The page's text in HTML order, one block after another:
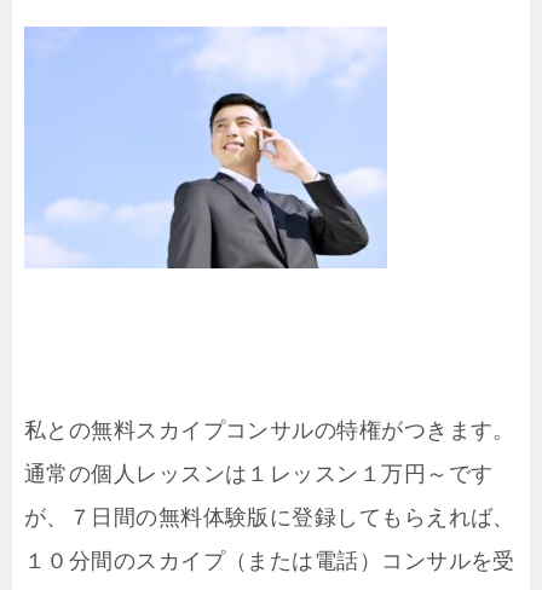
私との無料スカイプコンサルの特権がつきます。
通常の個人レッスンは１レッスン１万円～です
が、７日間の無料体験版に登録してもらえれば、
１０分間のスカイプ（または電話）コンサルを受